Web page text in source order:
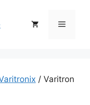
Menü
/ Varitron